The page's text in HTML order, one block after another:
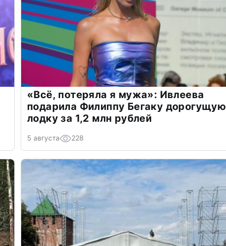
«Всё, потеряла я мужа»: Ивлеева
подарила Филиппу Бегаку дорогущую
лодку за 1,2 млн рублей
5 августа 228